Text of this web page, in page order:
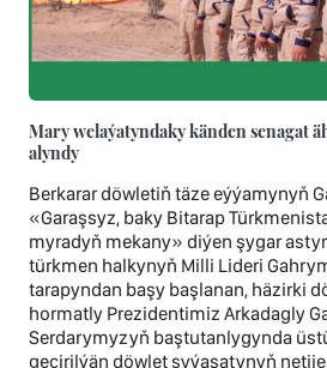
Mary welaýatyndaky känden senagat
alyndy
Berkarar döwletiň täze eýýamynyň
«Garaşsyz, baky Bitarap
myradyň mekany» diýen şygar
türkmen halkynyň Milli Lideri
tarapyndan başy başlanan, häzirki
hormatly Prezidentimiz Arkadagly
Serdarymyzyň baştutanlygynda
geçirilýän döwlet syýasatynyň